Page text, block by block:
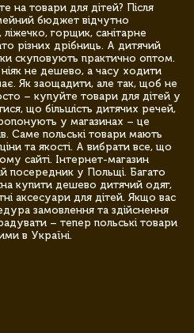
на товари для дітей? Після
бюджет відчутно
горщик, санітарне
різних дрібниць. А дитячий
скуповують практично оптом.
не дешево, а часу ходити
Як заощадити, але так, щоб не
– купуйте товари для дітей у
що більшість дитячих речей,
у магазинах – це
Саме польські товари мають
та якості. А вибрати все, що
сайті. Інтернет-магазин
посередник у Польщі. Багато
купити дешево дитячий одяг,
аксесуари для дітей. Якщо вас
замовлення та здійснення
– тепер польські товари
в Україні.